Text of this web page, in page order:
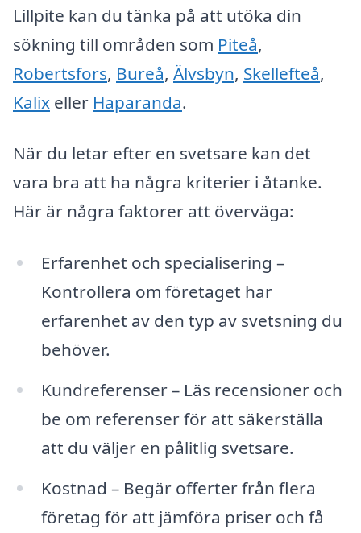
Lillpite kan du tänka på att utöka din
sökning till områden som Piteå,
Robertsfors, Bureå, Älvsbyn, Skellefteå,
Kalix eller Haparanda.
När du letar efter en svetsare kan det
vara bra att ha några kriterier i åtanke.
Här är några faktorer att överväga:
Erfarenhet och specialisering –
Kontrollera om företaget har
erfarenhet av den typ av svetsning du
behöver.
Kundreferenser – Läs recensioner och
be om referenser för att säkerställa
att du väljer en pålitlig svetsare.
Kostnad – Begär offerter från flera
företag för att jämföra priser och få